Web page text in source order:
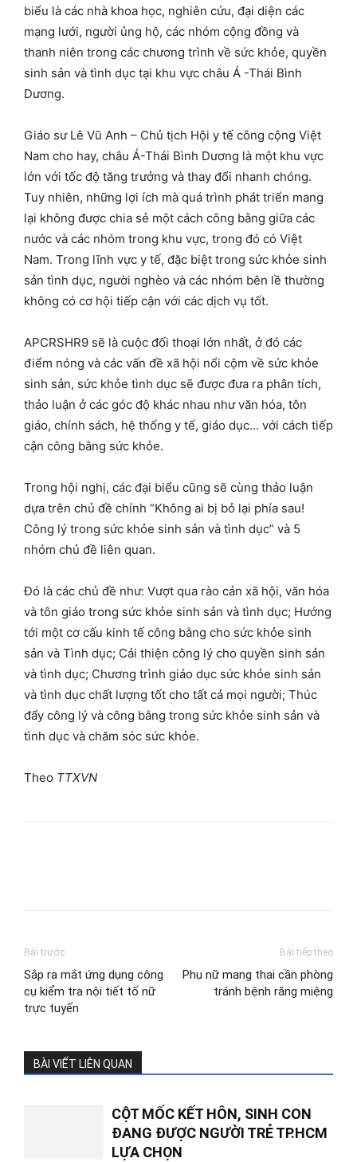
biểu là các nhà khoa học, nghiên cứu, đại diện các
mạng lưới, người ủng hộ, các nhóm cộng đồng và
thanh niên trong các chương trình về sức khỏe, quyền
sinh sản và tình dục tại khu vực châu Á -Thái Bình
Dương.
Giáo sư Lê Vũ Anh – Chủ tịch Hội y tế công cộng Việt
Nam cho hay, châu Á-Thái Bình Dương là một khu vực
lớn với tốc độ tăng trưởng và thay đổi nhanh chóng.
Tuy nhiên, những lợi ích mà quá trình phát triển mang
lại không được chia sẻ một cách công bằng giữa các
nước và các nhóm trong khu vực, trong đó có Việt
Nam. Trong lĩnh vực y tế, đặc biệt trong sức khỏe sinh
sản tình dục, người nghèo và các nhóm bên lề thường
không có cơ hội tiếp cận với các dịch vụ tốt.
APCRSHR9 sẽ là cuộc đối thoại lớn nhất, ở đó các
điểm nóng và các vấn đề xã hội nổi cộm về sức khỏe
sinh sản, sức khỏe tình dục sẽ được đưa ra phân tích,
thảo luận ở các góc độ khác nhau như văn hóa, tôn
giáo, chính sách, hệ thống y tế, giáo dục… với cách tiếp
cận công bằng sức khỏe.
Trong hội nghị, các đại biểu cũng sẽ cùng thảo luận
dựa trên chủ đề chính “Không ai bị bỏ lại phía sau!
Công lý trong sức khỏe sinh sản và tình dục” và 5
nhóm chủ đề liên quan.
Đó là các chủ đề như: Vượt qua rào cản xã hội, văn hóa
và tôn giáo trong sức khỏe sinh sản và tình dục; Hướng
tới một cơ cấu kinh tế công bằng cho sức khỏe sinh
sản và Tình dục; Cải thiện công lý cho quyền sinh sản
và tình dục; Chương trình giáo dục sức khỏe sinh sản
và tình dục chất lượng tốt cho tất cả mọi người; Thúc
đẩy công lý và công bằng trong sức khỏe sinh sản và
tình dục và chăm sóc sức khỏe.
Theo TTXVN
Bài trước
Sắp ra mắt ứng dụng công
cụ kiểm tra nội tiết tố nữ
trực tuyến
Bài tiếp theo
Phụ nữ mang thai cần phòng
tránh bệnh răng miệng
BÀI VIẾT LIÊN QUAN
CỘT MỐC KẾT HÔN, SINH CON
ĐANG ĐƯỢC NGƯỜI TRẺ TP.HCM
LỰA CHỌN